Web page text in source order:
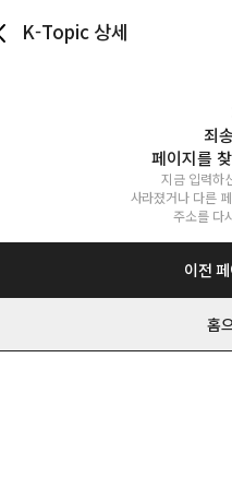
K-Topic 상세
죄
페이지를
지금 입력하
사라졌거나 다른
주소를 다
이전
홈